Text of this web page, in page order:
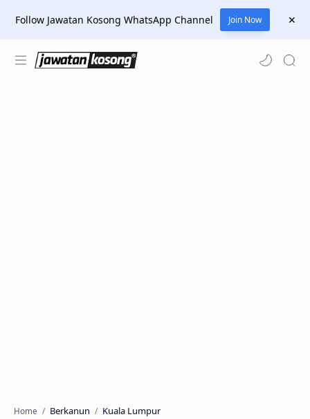
Follow Jawatan Kosong WhatsApp Channel Join Now
Home Berkanun Kuala Lumpur